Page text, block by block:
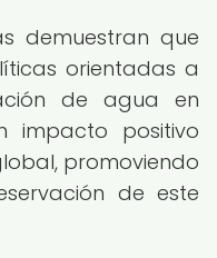
demuestran que
orientadas a
de agua en
impacto positivo
promoviendo
de este